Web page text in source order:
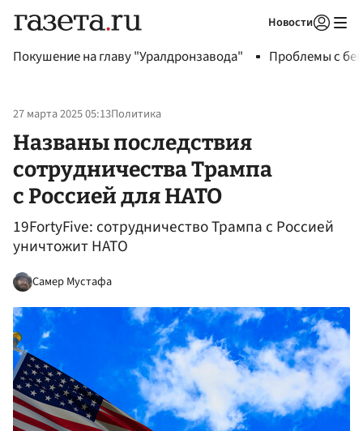
Новости
Покушение на главу "Уралдронзавода" Проблемы с
27 марта 2025 05:13Политика
Названы последствия
сотрудничества Трампа
с Россией для НАТО
19FortyFive: сотрудничество Трампа с Россией
уничтожит НАТО
Самер Мустафа